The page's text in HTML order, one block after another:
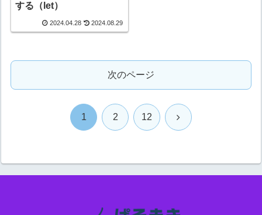
する（let）
2024.04.28 2024.08.29
次のページ
1 2 12 次